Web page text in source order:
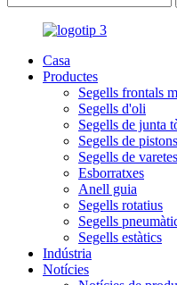
Casa
Productes
Segells frontals
Segells d'oli
Segells de junta
Segells de pistons
Segells de varetes
Esborratxes
Anell guia
Segells rotatius
Segells
Segells estàtics
Indústria
Notícies